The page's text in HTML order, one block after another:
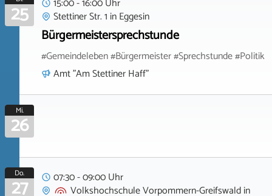
25
Stettiner Str. 1 inEggesin
Bürgermeistersprechstunde
#Gemeindeleben #Bürgermeister #Sprechstunde #Politik
Amt "Am Stettiner Haff"
Mi.
26
Do.
27
07:30 - 09:00 Uhr
Volkshochschule Vorpommern-Greifswaldin